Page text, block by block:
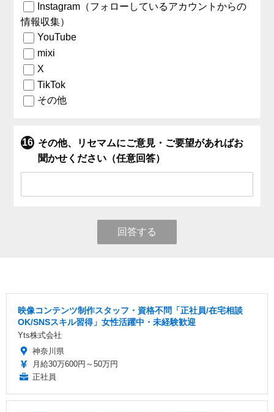
Instagram（フォローしているアカウントからの
情報収集）
YouTube
mixi
X
TikTok
その他
その他、リセマムにご意見・ご要望があればお
聞かせください（任意回答）
回答する
映像コンテンツ制作スタッフ・資格不問「正社員/在宅相談
OK/SNSスキル習得」女性活躍中・未経験歓迎
Yts株式会社
神奈川県
月給30万600円～50万円
正社員